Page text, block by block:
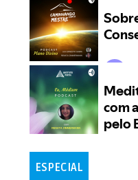
ESPECIAL